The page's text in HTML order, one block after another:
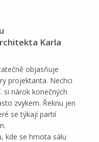
Karla
objasňuje
projektanta. Nechci
si nárok konečných
zvykem. Řeknu jen
se týkají partií
kde se hmota sálu